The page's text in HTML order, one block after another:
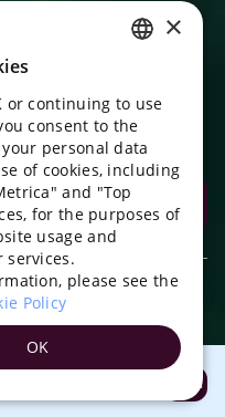
app!
and reminders
app
promo
Open
ENGLISH
UKRAINIAN
PORTUGUESE
SPANISH
TURKISH
GERMAN
×
or continuing to use
consent to the
personal data
of cookies, including
and "Top
for the purposes of
usage and
services.
please see the
Policy
OK